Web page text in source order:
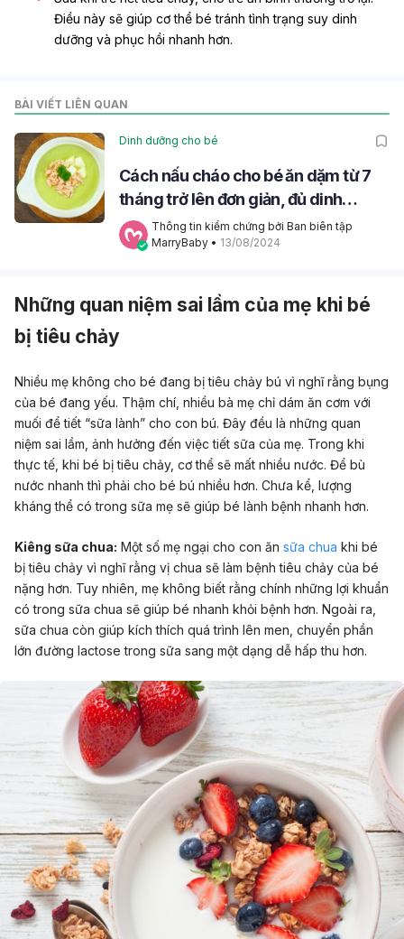
Điều này sẽ giúp cơ thể bé tránh tình trạng suy dinh
dưỡng và phục hồi nhanh hơn.
BÀI VIẾT LIÊN QUAN
Dinh dưỡng cho bé
Cách nấu cháo cho bé ăn dặm từ 7
tháng trở lên đơn giản, đủ dinh
dưỡngThông tin kiểm chứng bởi Ban biên tập
MarryBaby • 13/08/2024
Những quan niệm sai lầm của mẹ khi bé
bị tiêu chảy
Nhiều mẹ không cho bé đang bị tiêu chảy bú vì nghĩ rằng bụng
của bé đang yếu. Thậm chí, nhiều bà mẹ chỉ dám ăn cơm với
muối để tiết “sữa lành” cho con bú. Đây đều là những quan
niệm sai lầm, ảnh hưởng đến việc tiết sữa của mẹ. Trong khi
thực tế, khi bé bị tiêu chảy, cơ thể sẽ mất nhiều nước. Để bù
nước nhanh thì phải cho bé bú nhiều hơn. Chưa kể, lượng
kháng thể có trong sữa mẹ sẽ giúp bé lành bệnh nhanh hơn.
Kiêng sữa chua: Một số mẹ ngại cho con ăn sữa chua khi bé
bị tiêu chảy vì nghĩ rằng vị chua sẽ làm bệnh tiêu chảy của bé
nặng hơn. Tuy nhiên, mẹ không biết rằng chính những lợi khuẩn
có trong sữa chua sẽ giúp bé nhanh khỏi bệnh hơn. Ngoài ra,
sữa chua còn giúp kích thích quá trình lên men, chuyển phần
lớn đường lactose trong sữa sang một dạng dễ hấp thu hơn.